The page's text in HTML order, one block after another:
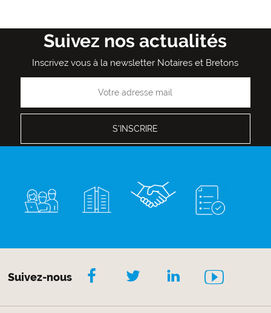
Suivez nos actualités
Inscrivez vous à la newsletter Notaires et Bretons
Suivez-nous